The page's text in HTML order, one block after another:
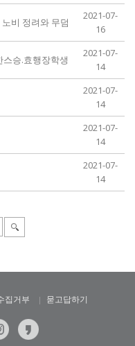
비 정려와 무덤
2021-07-
16
승.효행장학생
2021-07-
14
2021-07-
14
2021-07-
14
2021-07-
14
집거부 묻고답하기